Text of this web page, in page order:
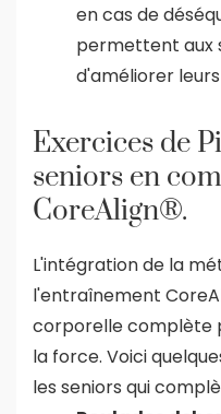
en cas de
permettent aux
d'améliorer
Exercices de
seniors en
CoreAlign®.
L'intégration de la
l'entraînement
corporelle complète
la force. Voici
les seniors qui